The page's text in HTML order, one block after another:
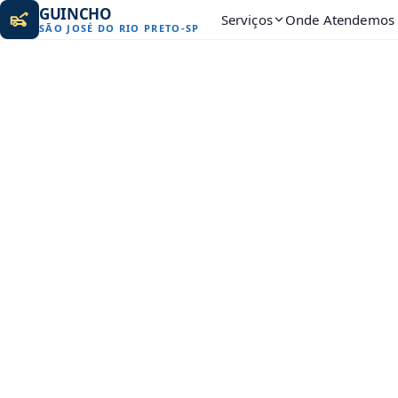
GUINCHO
SÃO JOSÉ DO RIO PRETO -SP Serviços Onde Atendemos